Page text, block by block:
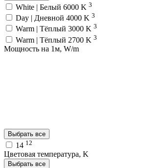
White | Белый 6000 K 3
Day | Дневной 4000 K 3
Warm | Тёплый 3000 K 3
Warm | Тёплый 2700 K 3
Мощность на 1м, W/m
Выбрать все
14 12
Цветовая температура, K
Выбрать все